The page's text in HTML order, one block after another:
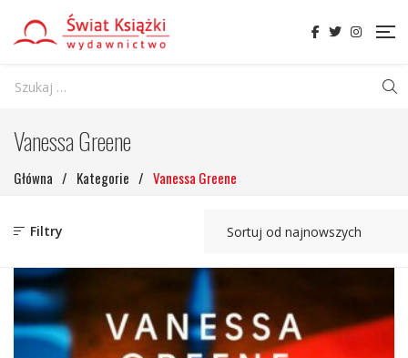
Vanessa Greene
Główna / Kategorie / Vanessa Greene
Filtry